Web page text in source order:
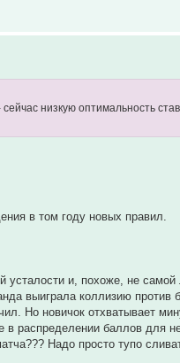
низкую оптимальность
в том году новых правил.
усталости и, похоже, не
выиграла коллизию против
Но новичок отхватывает
распределении баллов для
Надо просто тупо